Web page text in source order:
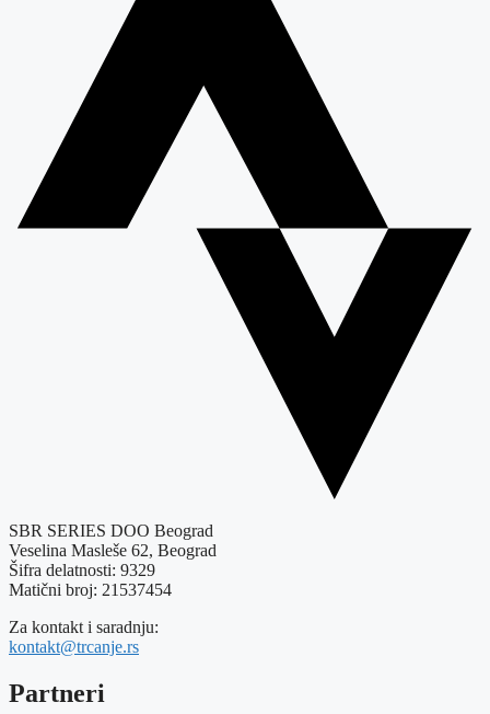
SBR SERIES DOO Beograd
Veselina Masleše 62, Beograd
Šifra delatnosti: 9329
Matični broj: 21537454
Za kontakt i saradnju:
kontakt@trcanje.rs
Partneri